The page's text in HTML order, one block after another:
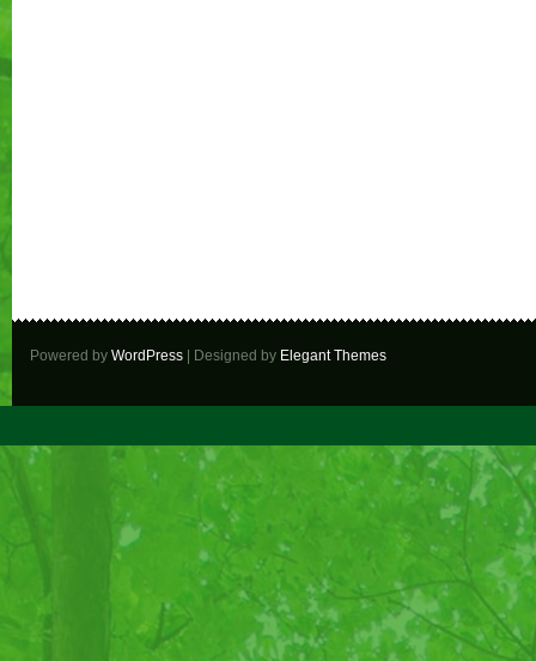
Powered by WordPress | Designed by Elegant Themes